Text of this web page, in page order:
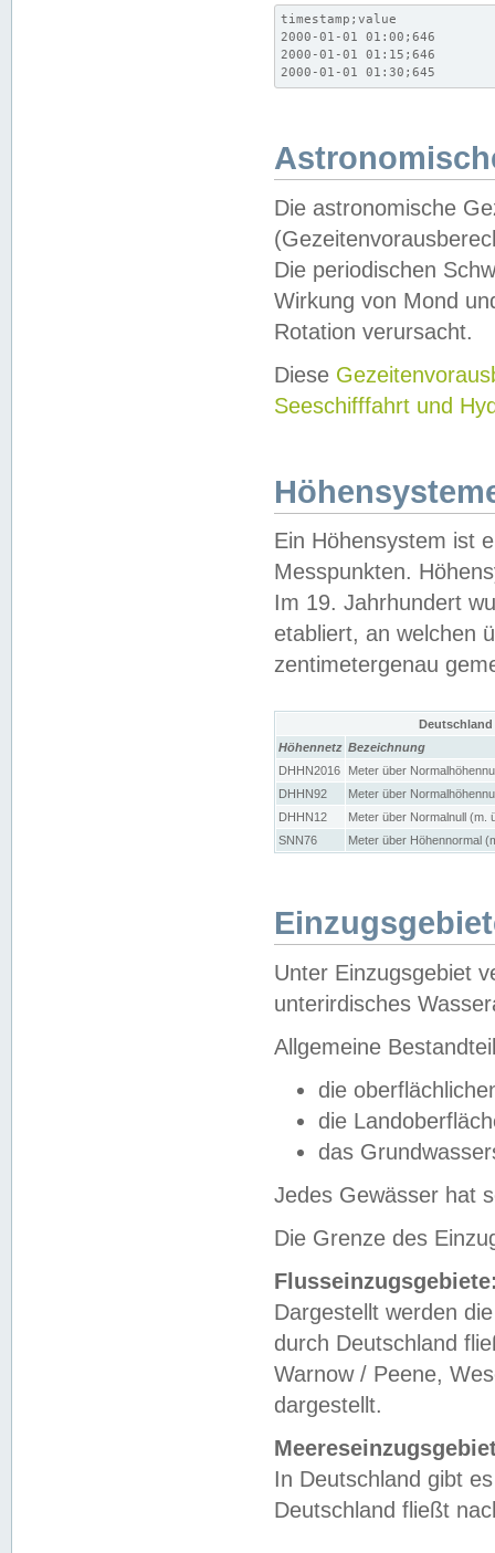
timestamp;value
2000-01-01 01:00;646
2000-01-01 01:15;646
2000-01-01 01:30;645
Die astronomische
Die periodischen
Wirkung von Mond
Rotation verursacht.
Diese
Seeschifffahrt und
Ein Höhensystem ist
Messpunkten.
Im 19. Jahrhundert
etabliert, an welchen
zentimetergenau
Höhennetz Bezeichnung
DHHN2016
Meter über
DHHN92
Meter über
DHHN12
Meter über Normalnull (m.
SNN76
Meter über Höhennormal
Unter Einzugsgebiet
unterirdisches
Allgemeine
die
die
das
Jedes Gewässer hat
Die Grenze des
Dargestellt werden
durch Deutschland
Warnow / Peene,
dargestellt.
In Deutschland gibt
Deutschland fließt